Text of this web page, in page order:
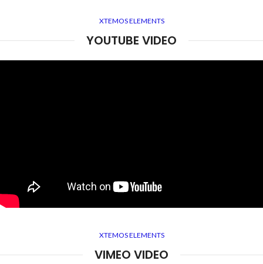
XTEMOS ELEMENTS
YOUTUBE VIDEO
XTEMOS ELEMENTS
VIMEO VIDEO